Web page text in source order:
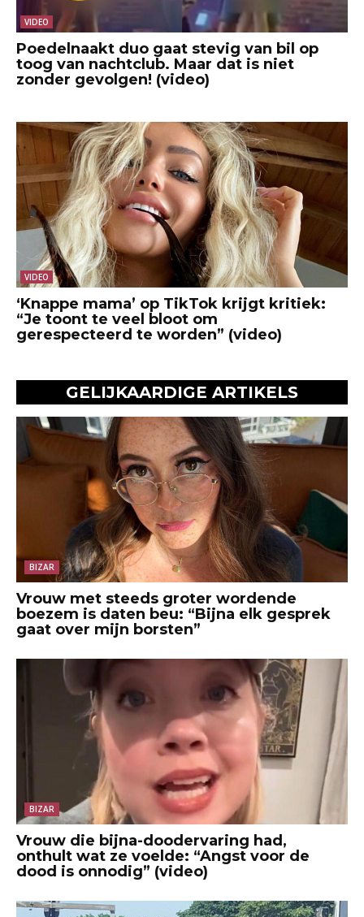
VIDEO
Poedelnaakt duo gaat stevig van bil op
toog van nachtclub. Maar dat is niet
zonder gevolgen! (video)
VIDEO
‘Knappe mama’ op TikTok krijgt kritiek:
“Je toont te veel bloot om
gerespecteerd te worden” (video)
GELIJKAARDIGE ARTIKELS
BIZAR
Vrouw met steeds groter wordende
boezem is daten beu: “Bijna elk gesprek
gaat over mijn borsten”
BIZAR
Vrouw die bijna-doodervaring had,
onthult wat ze voelde: “Angst voor de
dood is onnodig” (video)